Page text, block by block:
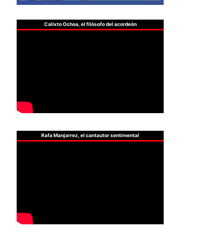
Calixto Ochoa, el filósofo del acordeón
Rafa Manjarrez, el cantautor sentimental